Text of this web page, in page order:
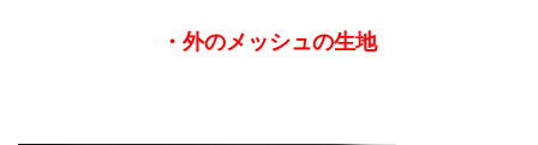
・外のメッシュの生地